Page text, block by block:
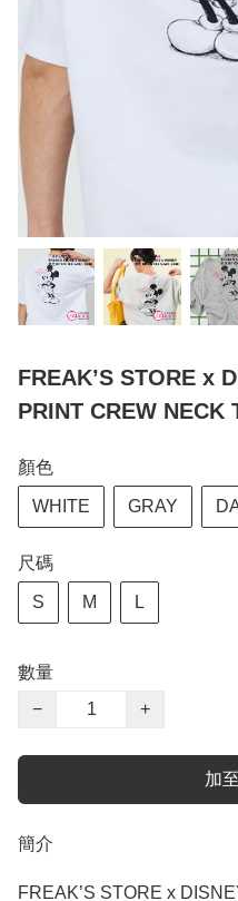
FREAK’S STORE x
PRINT CREW NECK
顏色
WHITE GRAY
尺碼
S M L
數量
−
+
加
簡介
FREAK’S STORE x